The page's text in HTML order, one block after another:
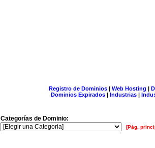
Registro de Dominios| Web Hosting |
Dominios Expirados | Industrias |
Categorías de Dominio:
[Pág.